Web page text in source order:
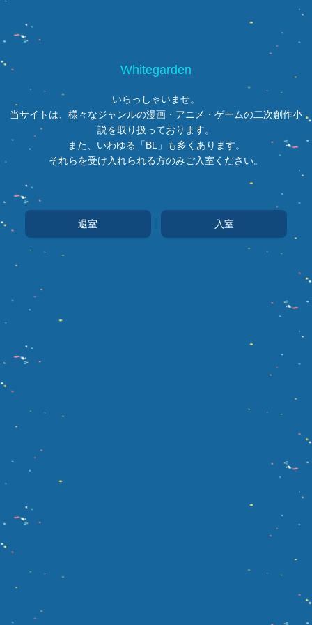
Whitegarden
いらっしゃいませ。
当サイトは、様々なジャンルの漫画・アニメ・ゲームの二次創作小
説を取り扱っております。
また、いわゆる「BL」も多くあります。
それらを受け入れられる方のみご入室ください。
退室 入室